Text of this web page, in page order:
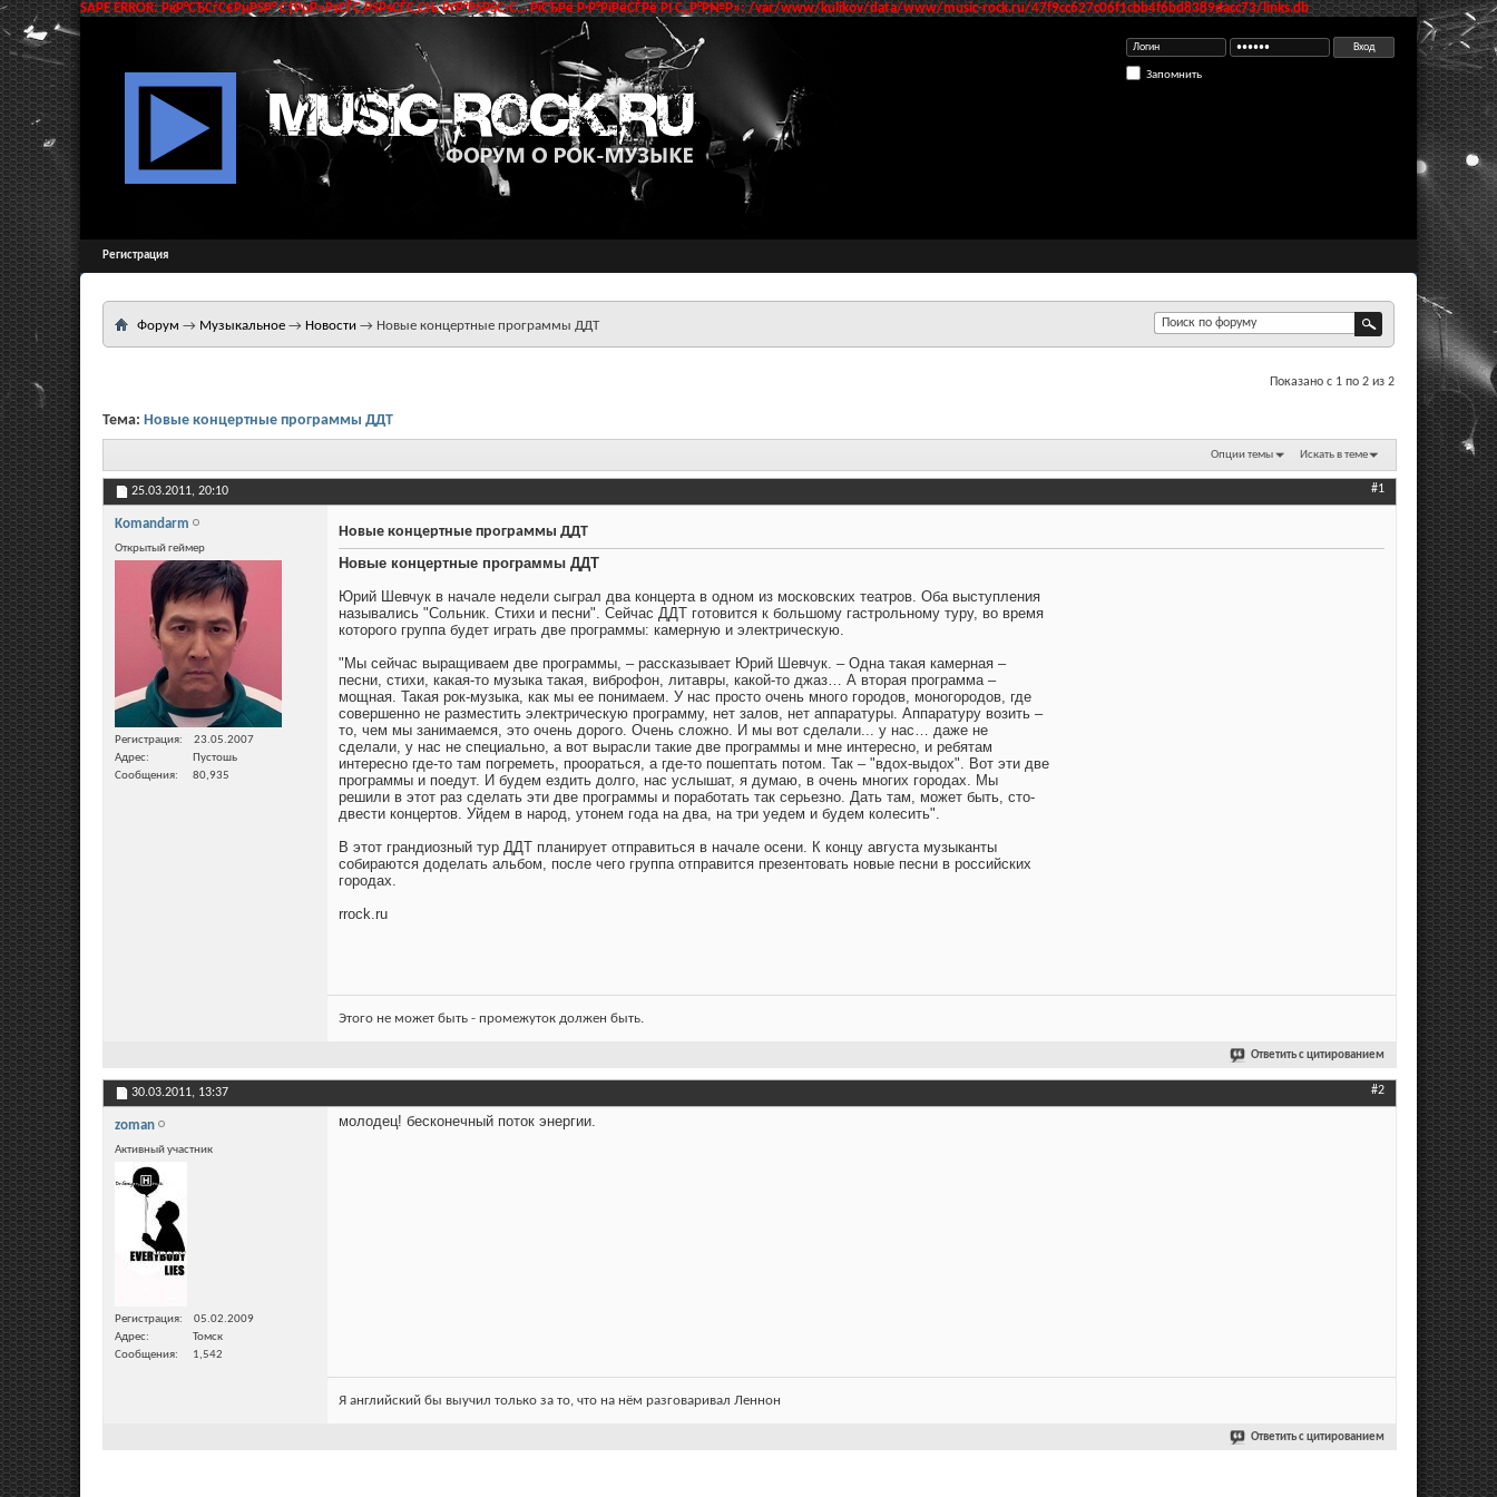
SAPE ERROR: РќР°СЂСѓС€РµРЅР° С†РµР»РѕСЃС‚РЅРѕСЃС‚СЊ РґР°РЅРЅС‹С… РїСЂРё Р·Р°РїРёСЃРё РІ С„Р°Р№Р»: /var/www/kulikov/data/www/music-rock.ru/47f9cc627c06f1cbb4f6bd8389dacc73/links.db
Запомнить
Регистрация
Форум → Музыкальное → Новости → Новые концертные программы ДДТ
Показано с 1 по 2 из 2
Тема: Новые концертные программы ДДТ
Опции темы Искать в теме
25.03.2011, 20:10 #1
Komandarm
Открытый геймер
Регистрация
23.05.2007
Адрес
Пустошь
Сообщения
80,935
Новые концертные программы ДДТ
Новые концертные программы ДДТ
Юрий Шевчук в начале недели сыграл два концерта в одном из московских театров. Оба выступления
назывались "Сольник. Стихи и песни". Сейчас ДДТ готовится к большому гастрольному туру, во время
которого группа будет играть две программы: камерную и электрическую.
"Мы сейчас выращиваем две программы, – рассказывает Юрий Шевчук. – Одна такая камерная –
песни, стихи, какая-то музыка такая, виброфон, литавры, какой-то джаз… А вторая программа –
мощная. Такая рок-музыка, как мы ее понимаем. У нас просто очень много городов, моногородов, где
совершенно не разместить электрическую программу, нет залов, нет аппаратуры. Аппаратуру возить –
то, чем мы занимаемся, это очень дорого. Очень сложно. И мы вот сделали... у нас… даже не
сделали, у нас не специально, а вот вырасли такие две программы и мне интересно, и ребятам
интересно где-то там погреметь, проораться, а где-то пошептать потом. Так – "вдох-выдох". Вот эти две
программы и поедут. И будем ездить долго, нас услышат, я думаю, в очень многих городах. Мы
решили в этот раз сделать эти две программы и поработать так серьезно. Дать там, может быть, сто-
двести концертов. Уйдем в народ, утонем года на два, на три уедем и будем колесить".
В этот грандиозный тур ДДТ планирует отправиться в начале осени. К концу августа музыканты
собираются доделать альбом, после чего группа отправится презентовать новые песни в российских
городах.
rrock.ru
Этого не может быть - промежуток должен быть.
Ответить с цитированием
30.03.2011, 13:37 #2
zoman
Активный участник
Регистрация
05.02.2009
Адрес
Томск
Сообщения
1,542
молодец! бесконечный поток энергии.
Я английский бы выучил только за то, что на нём разговаривал Леннон
Ответить с цитированием